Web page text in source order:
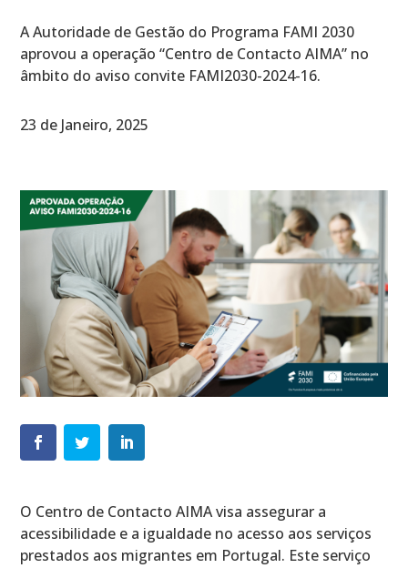
A Autoridade de Gestão do Programa FAMI 2030
aprovou a operação “Centro de Contacto AIMA” no
âmbito do aviso convite FAMI2030-2024-16.
23 de Janeiro, 2025
O Centro de Contacto AIMA visa assegurar a
acessibilidade e a igualdade no acesso aos serviços
prestados aos migrantes em Portugal. Este serviço